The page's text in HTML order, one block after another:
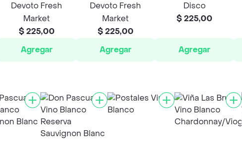
Devoto Fresh
Market
$ 225,00
Agregar
Devoto Fresh
Market
$ 225,00
Agregar
Disco
$ 225,00
Agregar